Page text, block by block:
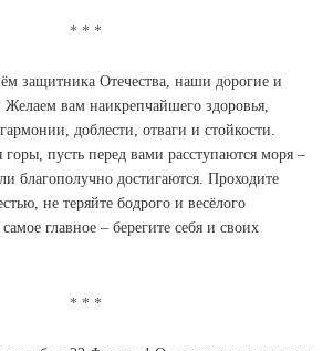
защитника Отечества, наши дорогие и
вам наикрепчайшего здоровья,
доблести, отваги и стойкости.
пусть перед вами расступаются моря –
благополучно достигаются. Проходите
не теряйте бодрого и весёлого
главное – берегите себя и своих